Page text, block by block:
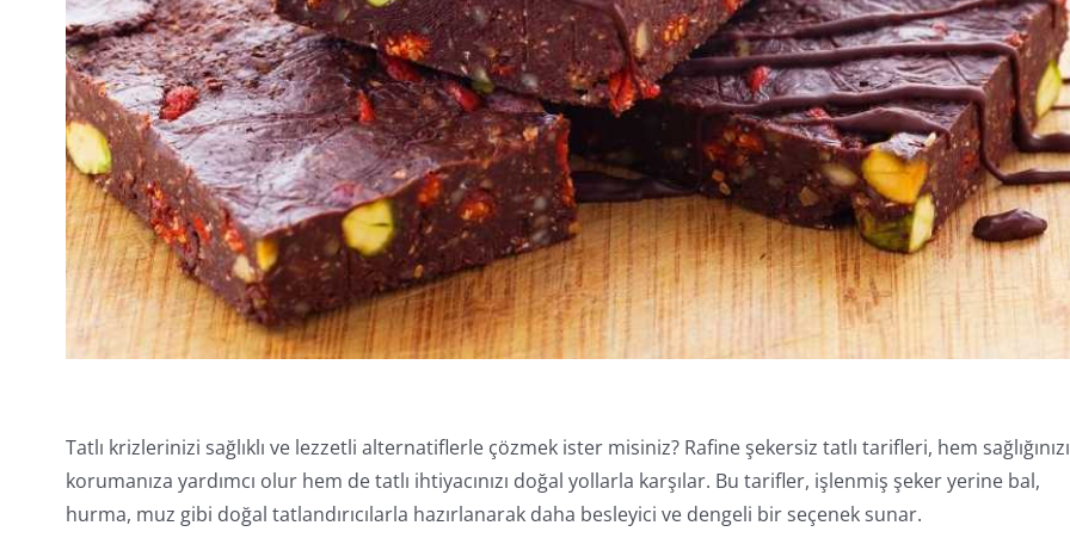
Tatlı krizlerinizi sağlıklı ve lezzetli alternatiflerle çözmek ister misiniz? Rafine şekersiz tatlı tarifleri, hem sağlığınızı
korumanıza yardımcı olur hem de tatlı ihtiyacınızı doğal yollarla karşılar. Bu tarifler, işlenmiş şeker yerine bal,
hurma, muz gibi doğal tatlandırıcılarla hazırlanarak daha besleyici ve dengeli bir seçenek sunar.